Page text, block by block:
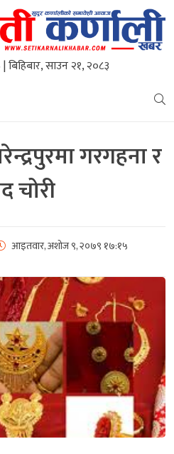
| बिहिबार, साउन २१, २०८३
गरगहना र
चोरी
आइतवार, अशोज ९, २०७९ १७:१५